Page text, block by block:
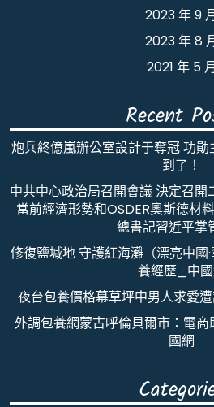
2023 年 9
2023 年 8
2021 年 5
Recent
炮兵終億嵐辦公室設計于奪冠 功
到了！
中共中心政治局召開會議 決定召
當前經濟形勢和OSDER奧斯德材
總書記習近平掌
修復鹽堿地 守護紅海灘（漂亮中
養經歷_中
夜台包養價格幕草坪中男人求愛
外調包養網蒙古呼倫貝爾市：電
國網